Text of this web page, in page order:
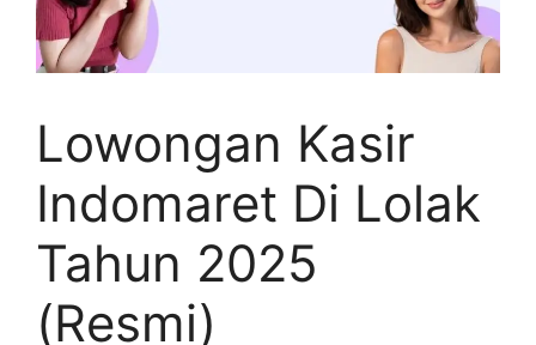
Lowongan Kasir
Indomaret Di Lolak
Tahun 2025
(Resmi)